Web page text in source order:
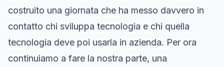
costruito una giornata che ha messo davvero in
contatto chi sviluppa tecnologia e chi quella
tecnologia deve poi usarla in azienda. Per ora
continuiamo a fare la nostra parte, una